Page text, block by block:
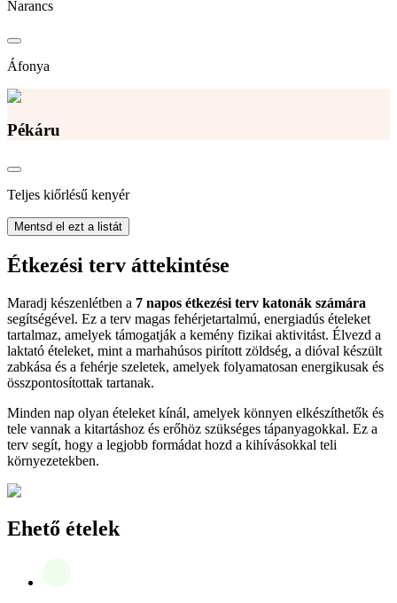
Narancs
Áfonya
Pékáru
Teljes kiőrlésű kenyér
Mentsd el ezt a listát
Étkezési terv áttekintése
Maradj készenlétben a 7 napos étkezési terv katonák számára
segítségével. Ez a terv magas fehérjetartalmú, energiadús ételeket
tartalmaz, amelyek támogatják a kemény fizikai aktivitást. Élvezd a
laktató ételeket, mint a marhahúsos pirított zöldség, a dióval készült
zabkása és a fehérje szeletek, amelyek folyamatosan energikusak és
összpontosítottak tartanak.
Minden nap olyan ételeket kínál, amelyek könnyen elkészíthetők és
tele vannak a kitartáshoz és erőhöz szükséges tápanyagokkal. Ez a
terv segít, hogy a legjobb formádat hozd a kihívásokkal teli
környezetekben.
Ehető ételek